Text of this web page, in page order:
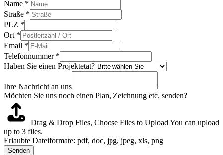
Name *
Straße *
PLZ *
Ort *
Email *
Telefonnummer *
Haben Sie einen Projektetat?
Ihre Nachricht an uns
Möchten Sie uns noch einen Plan, Zeichnung etc. senden?
Drag & Drop Files, Choose Files to Upload You can upload
up to 3 files.
Erlaubte Dateiformate: pdf, doc, jpg, jpeg, xls, png
Senden